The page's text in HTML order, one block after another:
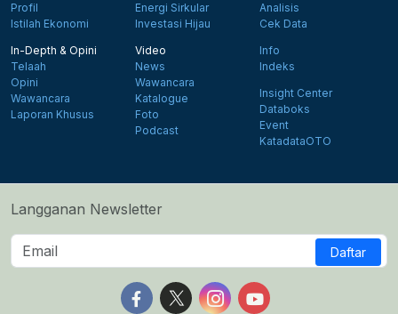
Profil
Istilah Ekonomi
Energi Sirkular
Investasi Hijau
Analisis
Cek Data
In-Depth & Opini
Telaah
Opini
Wawancara
Laporan Khusus
Video
News
Wawancara
Katalogue
Foto
Podcast
Info
Indeks
Insight Center
Databoks
Event
KatadataOTO
Langganan Newsletter
Daftar
Follow us on Facebook
Follow us on X
Follow us on Instagram
Follow us on